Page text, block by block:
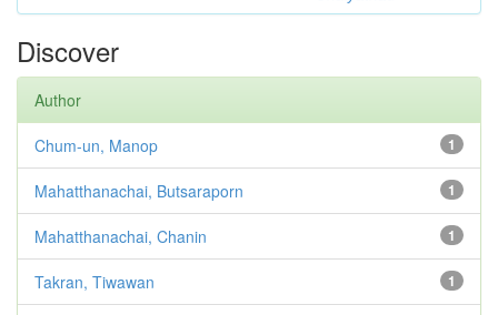
Discover
Author
1
Chum-un, Manop
1
Mahatthanachai, Butsaraporn
1
Mahatthanachai, Chanin
1
Takran, Tiwawan